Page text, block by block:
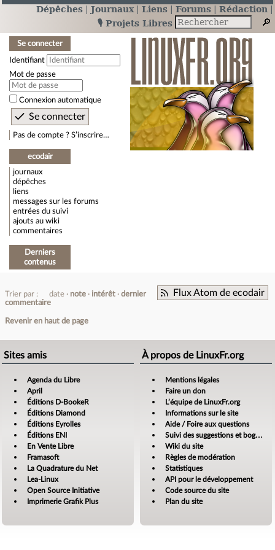
Dépêches Journaux Liens Forums
Rédaction
🎙️ Projets Libres
Se connecter
Identifiant
Mot de passe
Connexion automatique
Pas de compte ? S’inscrire…
ecodair
journaux
dépêches
liens
messages sur les forums
entrées du suivi
ajouts au wiki
commentaires
Derniers
contenus
Flux Atom de ecodair
Trier par : date note intérêt
dernier
commentaire
Revenir en haut de page
Sites amis
Agenda du Libre
April
Éditions D-BookeR
Éditions Diamond
Éditions Eyrolles
Éditions ENI
En Vente Libre
Framasoft
La Quadrature du Net
Lea-Linux
Open Source Initiative
Imprimerie Grafik Plus
À propos de LinuxFr.org
Mentions légales
Faire un don
L’équipe de LinuxFr.org
Informations sur le site
Aide / Foire aux questions
Suivi des suggestions et bogues
Wiki du site
Règles de modération
Statistiques
API pour le développement
Code source du site
Plan du site